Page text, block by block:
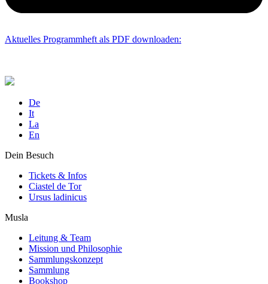
Aktuelles Programmheft als PDF downloaden:
De
It
La
En
Dein Besuch
Tickets & Infos
Ciastel de Tor
Ursus ladinicus
Musla
Leitung & Team
Mission und Philosophie
Sammlungskonzept
Sammlung
Bookshop